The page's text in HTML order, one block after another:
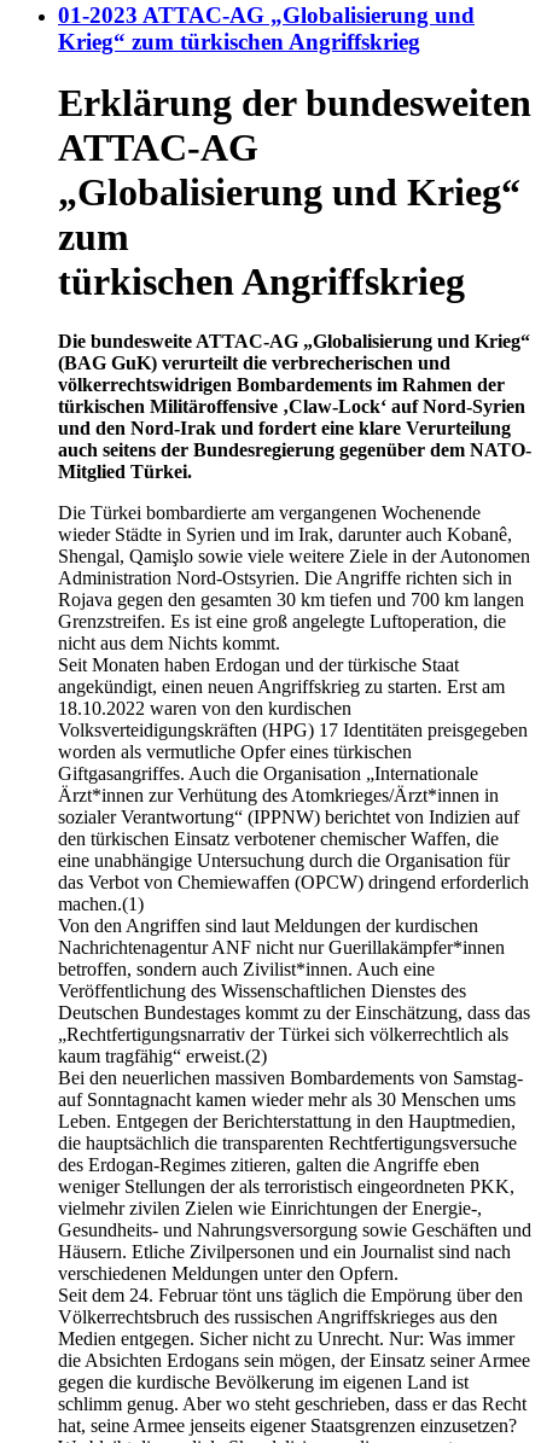
01-2023 ATTAC-AG „Globalisierung und
Krieg“ zum türkischen Angriffskrieg
Erklärung der bundesweiten
ATTAC-AG
„Globalisierung und Krieg“
zum
türkischen Angriffskrieg
Die bundesweite ATTAC-AG „Globalisierung und Krieg“
(BAG GuK) verurteilt die verbrecherischen und
völkerrechtswidrigen Bombardements im Rahmen der
türkischen Militäroffensive ‚Claw-Lock‘ auf Nord-Syrien
und den Nord-Irak und fordert eine klare Verurteilung
auch seitens der Bundesregierung gegenüber dem NATO-
Mitglied Türkei.
Die Türkei bombardierte am vergangenen Wochenende
wieder Städte in Syrien und im Irak, darunter auch Kobanê,
Shengal, Qamişlo sowie viele weitere Ziele in der Autonomen
Administration Nord-Ostsyrien. Die Angriffe richten sich in
Rojava gegen den gesamten 30 km tiefen und 700 km langen
Grenzstreifen. Es ist eine groß angelegte Luftoperation, die
nicht aus dem Nichts kommt.
Seit Monaten haben Erdogan und der türkische Staat
angekündigt, einen neuen Angriffskrieg zu starten. Erst am
18.10.2022 waren von den kurdischen
Volksverteidigungskräften (HPG) 17 Identitäten preisgegeben
worden als vermutliche Opfer eines türkischen
Giftgasangriffes. Auch die Organisation „Internationale
Ärzt*innen zur Verhütung des Atomkrieges/Ärzt*innen in
sozialer Verantwortung“ (IPPNW) berichtet von Indizien auf
den türkischen Einsatz verbotener chemischer Waffen, die
eine unabhängige Untersuchung durch die Organisation für
das Verbot von Chemiewaffen (OPCW) dringend erforderlich
machen.(1)
Von den Angriffen sind laut Meldungen der kurdischen
Nachrichtenagentur ANF nicht nur Guerillakämpfer*innen
betroffen, sondern auch Zivilist*innen. Auch eine
Veröffentlichung des Wissenschaftlichen Dienstes des
Deutschen Bundestages kommt zu der Einschätzung, dass das
„Rechtfertigungsnarrativ der Türkei sich völkerrechtlich als
kaum tragfähig“ erweist.(2)
Bei den neuerlichen massiven Bombardements von Samstag-
auf Sonntagnacht kamen wieder mehr als 30 Menschen ums
Leben. Entgegen der Berichterstattung in den Hauptmedien,
die hauptsächlich die transparenten Rechtfertigungsversuche
des Erdogan-Regimes zitieren, galten die Angriffe eben
weniger Stellungen der als terroristisch eingeordneten PKK,
vielmehr zivilen Zielen wie Einrichtungen der Energie-,
Gesundheits- und Nahrungsversorgung sowie Geschäften und
Häusern. Etliche Zivilpersonen und ein Journalist sind nach
verschiedenen Meldungen unter den Opfern.
Seit dem 24. Februar tönt uns täglich die Empörung über den
Völkerrechtsbruch des russischen Angriffskrieges aus den
Medien entgegen. Sicher nicht zu Unrecht. Nur: Was immer
die Absichten Erdogans sein mögen, der Einsatz seiner Armee
gegen die kurdische Bevölkerung im eigenen Land ist
schlimm genug. Aber wo steht geschrieben, dass er das Recht
hat, seine Armee jenseits eigener Staatsgrenzen einzusetzen?